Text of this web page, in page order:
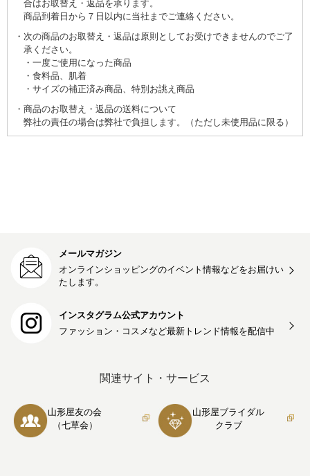
合はお取替え・返品を承ります。
商品到着日から７日以内に当社までご連絡ください。
次の商品のお取替え・返品は原則としてお受けできませんのでご了
承ください。
一度ご使用になった商品
食料品、肌着
サイズの補正済み商品、特別お誂え商品
商品のお取替え・返品の送料について
弊社の責任の場合は弊社で負担します。（ただし未使用品に限る）
メールマガジン
オンラインショッピングのイベント情報などをお届けい
たします。
インスタグラム公式アカウント
ファッション・コスメなど最新トレンド情報を配信中
関連サイト・サービス
山形屋友の会
（七草会）
山形屋ブライダル
クラブ